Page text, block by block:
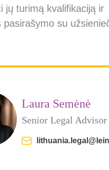
jų turimą kvalifikaciją
pasirašymo su
Laura Semėnė
Senior Legal Advisor